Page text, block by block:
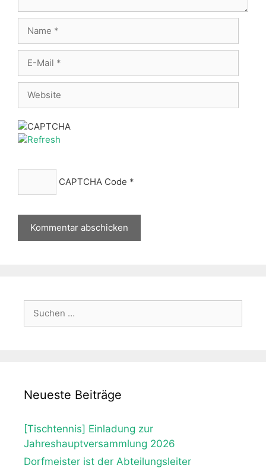
Mail
CAPTCHA Code *
Neueste Beiträge
[Tischtennis] Einladung zur
Jahreshauptversammlung 2026
Dorfmeister ist der Abteilungsleiter